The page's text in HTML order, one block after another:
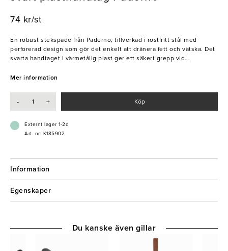
74 kr/st
En robust stekspade från Paderno, tillverkad i rostfritt stål med
perforerad design som gör det enkelt att dränera fett och vätska. Det
svarta handtaget i värmetålig plast ger ett säkert grepp vid
Mer information
- + Köp
Externt lager 1-2d
Art. nr: K185902
Information
Egenskaper
Du kanske även gillar